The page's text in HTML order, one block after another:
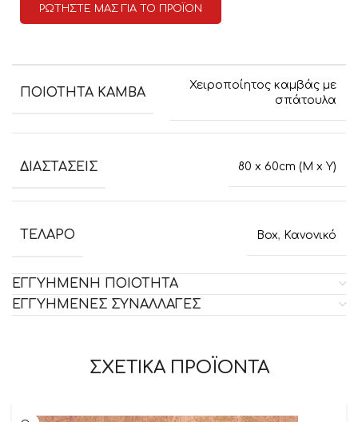
ΡΩΤΗΣΤΕ ΜΑΣ ΓΙΑ ΤΟ ΠΡΟΪΟΝ
ΠΟΙΟΤΗΤΑ ΚΑΜΒΑ
Χειροποίητος καμβάς με
σπάτουλα
ΔΙΑΣΤΑΣΕΙΣ 80 x 60cm (M x Y)
ΤΕΛΑΡΟ Box, Κανονικό
ΕΓΓΥΗΜΕΝΗ ΠΟΙΟΤΗΤΑ
ΕΓΓΥΗΜΕΝΕΣ ΣΥΝΑΛΛΑΓΕΣ
ΣΧΕΤΙΚΑ ΠΡΟΪΟΝΤΑ